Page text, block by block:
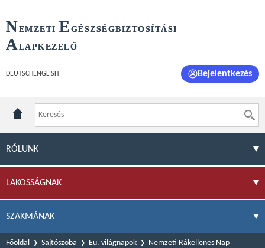
NEMZETI E GÉSZSÉGBIZTOSÍTÁSI
ALAPKEZELŐ
DEUTSCH ENGLISH Bejelentkezés
RÓLUNK
LAKOSSÁGNAK
SZAKMÁNAK
Főoldal Sajtószoba Eü. világnapok Nemzeti Rákellenes Nap